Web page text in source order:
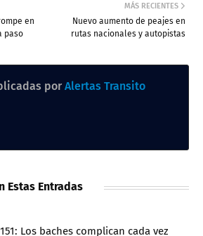
MÁS RECIENTES
Nuevo aumento de peajes en
rutas nacionales y autopistas
en
paso
por Alertas Transito
Estas Entradas
151: Los baches complican cada vez